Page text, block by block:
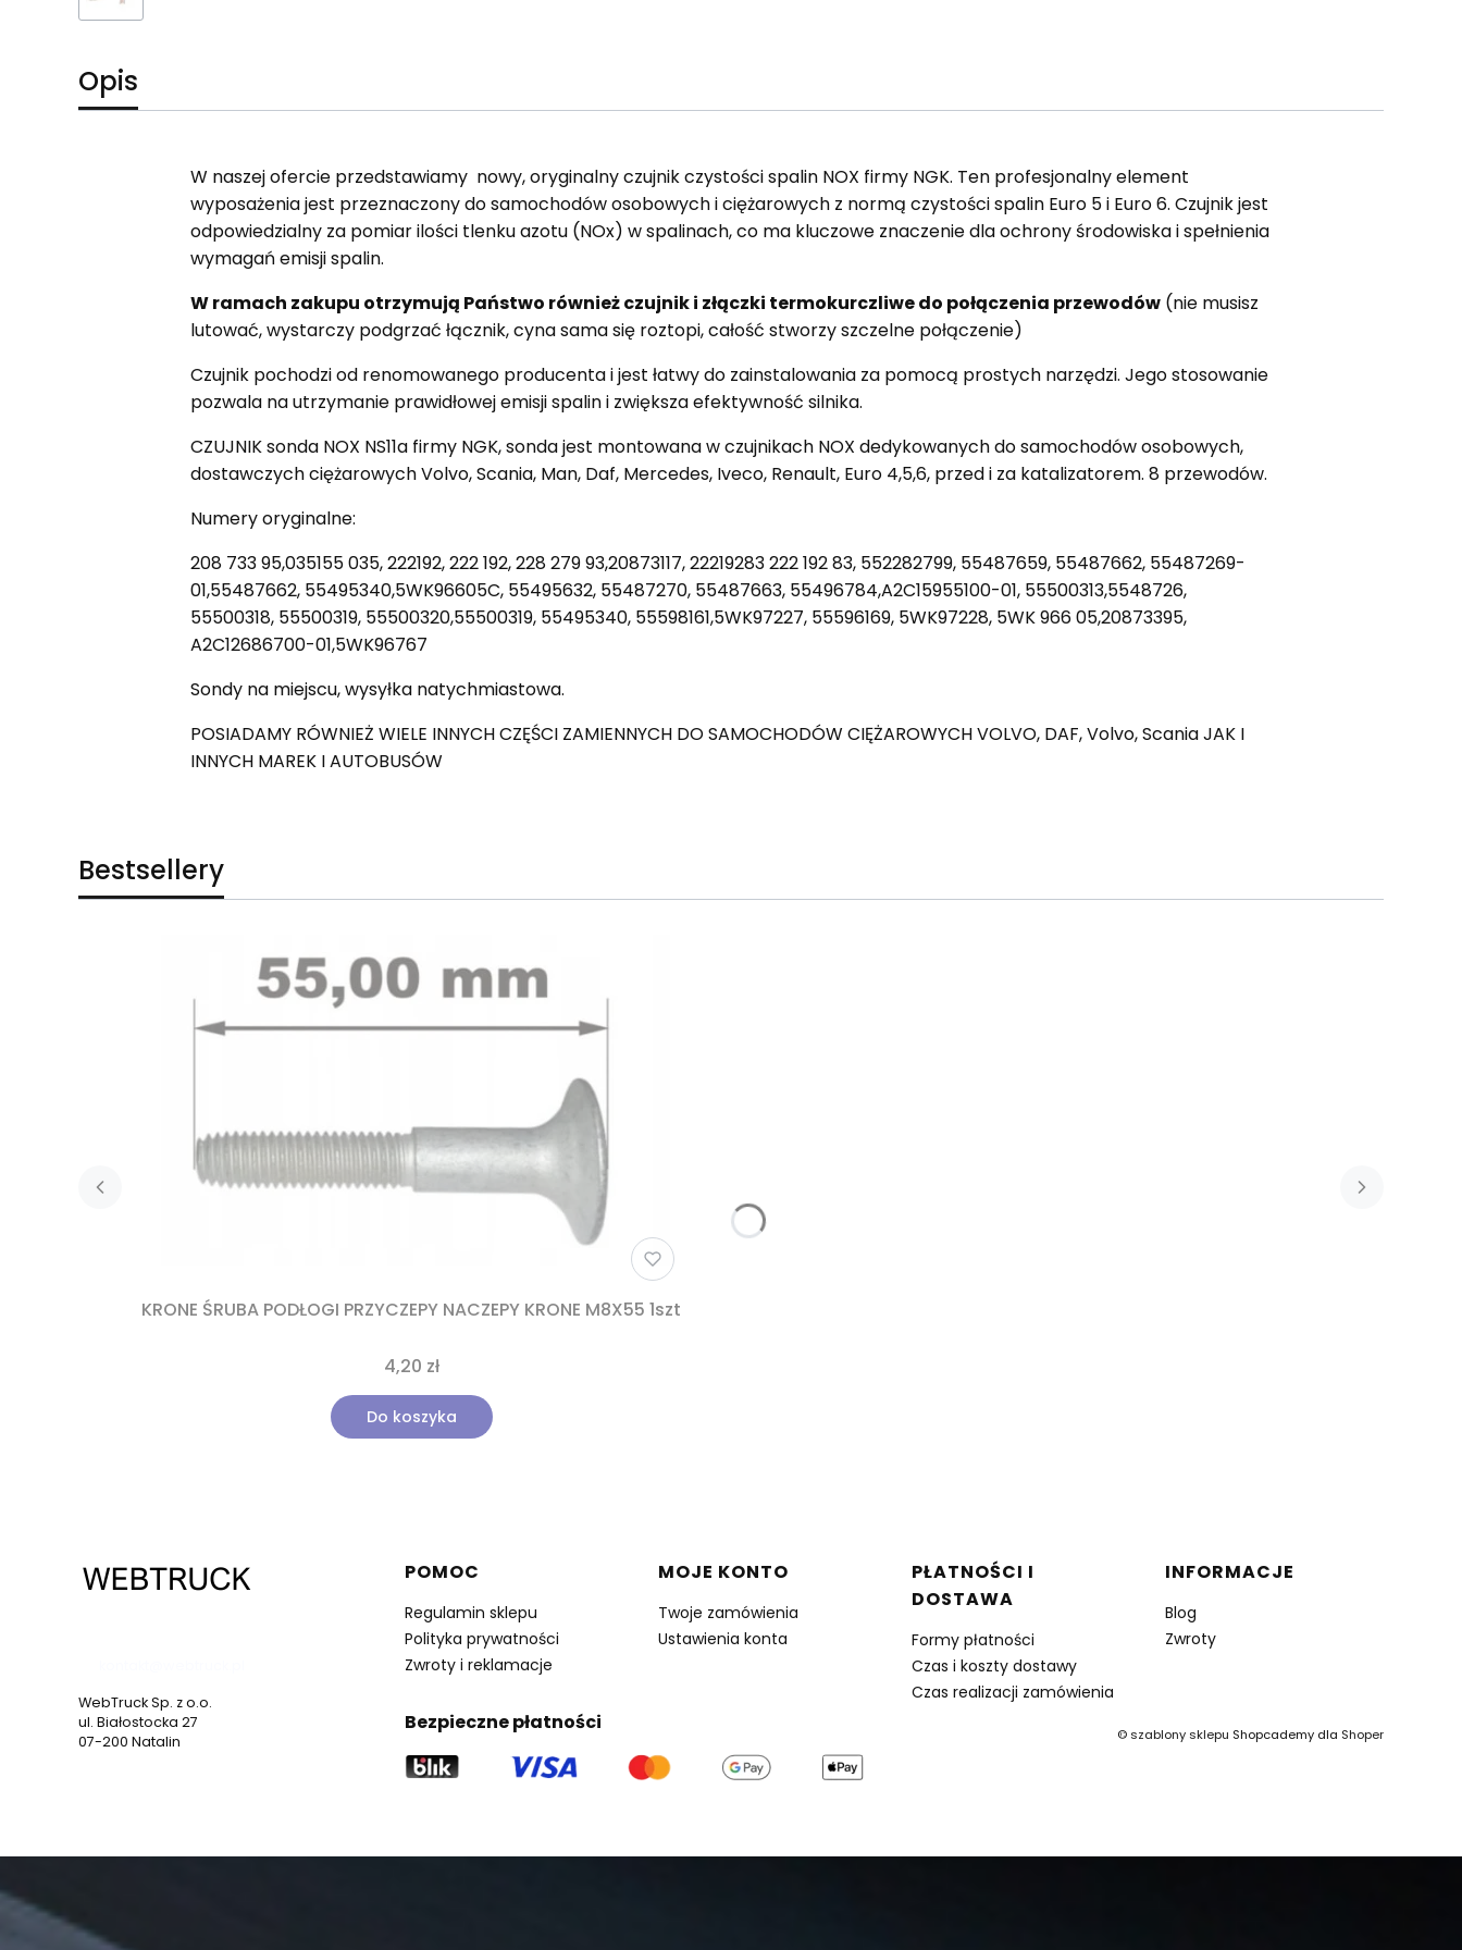
Opis
W naszej ofercie przedstawiamy nowy, oryginalny czujnik czystości spalin NOX firmy NGK. Ten profesjonalny element
wyposażenia jest przeznaczony do samochodów osobowych i ciężarowych z normą czystości spalin Euro 5 i Euro 6. Czujnik jest
odpowiedzialny za pomiar ilości tlenku azotu (NOx) w spalinach, co ma kluczowe znaczenie dla ochrony środowiska i spełnienia
wymagań emisji spalin.
W ramach zakupu otrzymują Państwo również czujnik i złączki termokurczliwe do połączenia przewodów(nie musisz
lutować, wystarczy podgrzać łącznik, cyna sama się roztopi, całość stworzy szczelne połączenie)
Czujnik pochodzi od renomowanego producenta i jest łatwy do zainstalowania za pomocą prostych narzędzi. Jego stosowanie
pozwala na utrzymanie prawidłowej emisji spalin i zwiększa efektywność silnika.
CZUJNIK sonda NOX NS11a firmy NGK, sonda jest montowana w czujnikach NOX dedykowanych do samochodów osobowych,
dostawczych ciężarowych Volvo, Scania, Man, Daf, Mercedes, Iveco, Renault, Euro 4,5,6, przed i za katalizatorem. 8 przewodów.
Numery oryginalne:
208 733 95,035155 035, 222192, 222 192, 228 279 93,20873117, 22219283 222 192 83, 552282799, 55487659, 55487662, 55487269-
01,55487662, 55495340,5WK96605C, 55495632, 55487270, 55487663, 55496784,A2C15955100-01, 55500313,5548726,
55500318, 55500319, 55500320,55500319, 55495340, 55598161,5WK97227, 55596169, 5WK97228, 5WK 966 05,20873395,
A2C12686700-01,5WK96767
Sondy na miejscu, wysyłka natychmiastowa.
POSIADAMY RÓWNIEŻ WIELE INNYCH CZĘŚCI ZAMIENNYCH DO SAMOCHODÓW CIĘŻAROWYCH VOLVO, DAF, Volvo, Scania JAK I
INNYCH MAREK I AUTOBUSÓW
Bestsellery
KRONE ŚRUBA PODŁOGI PRZYCZEPY NACZEPY KRONE M8X55 1szt
4,20 zł
Do koszyka
WebTruck Sp. z o.o.
ul. Białostocka 27
07-200 Natalin
Linki w stopce
POMOC
Regulamin sklepu
Polityka prywatności
Zwroty i reklamacje
MOJE KONTO
Twoje zamówienia
Ustawienia konta
PŁATNOŚCI I
DOSTAWA
Formy płatności
Czas i koszty dostawy
Czas realizacji zamówienia
INFORMACJE
Blog
Zwroty
Bezpieczne płatności ©szablony sklepu Shopcademy dla Shoper